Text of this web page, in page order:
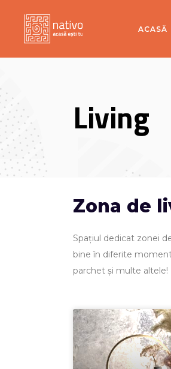
ACASĂ
Living
Zona de
Spațiul dedicat zonei
bine în diferite
parchet și multe altele!